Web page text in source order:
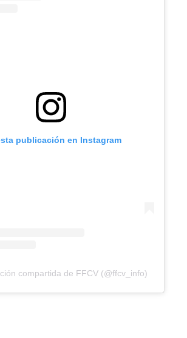
publicación en Instagram
compartida de FFCV (@ffcv_info)